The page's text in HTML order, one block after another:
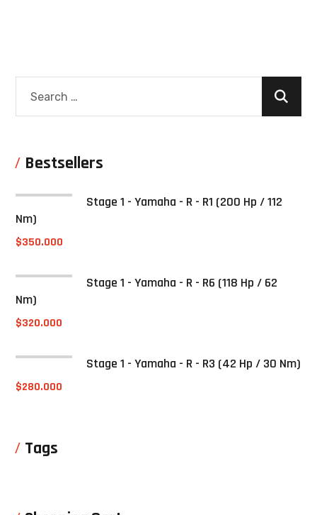
Bestsellers
Stage 1 - Yamaha - R - R1 (200 Hp / 112
Nm)
$350.000
Stage 1 - Yamaha - R - R6 (118 Hp / 62
Nm)
$320.000
Stage 1 - Yamaha - R - R3 (42 Hp / 30 Nm)
$280.000
Tags